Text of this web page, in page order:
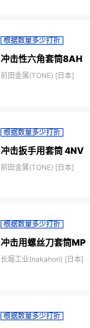
根据数量多少打折
冲击性六角套筒8AH
前田金属(TONE) [日本]
根据数量多少打折
冲击扳手用套筒 4NV
前田金属(TONE) [日本]
根据数量多少打折
冲击用螺丝刀套筒MP
长堀工业(nakahori) [日本]
根据数量多少打折